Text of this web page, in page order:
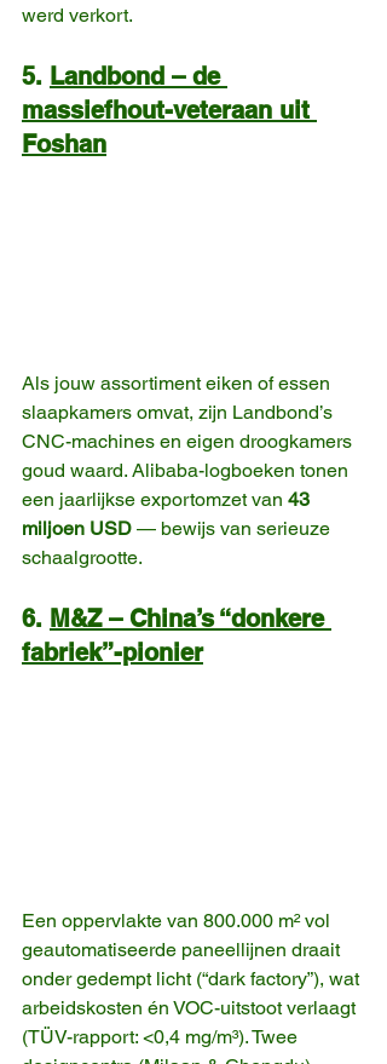
werd verkort.
5. Landbond – de
massiefhout-veteraan uit
Foshan
Als jouw assortiment eiken of essen
slaapkamers omvat, zijn Landbond’s
CNC-machines en eigen droogkamers
goud waard. Alibaba-logboeken tonen
een jaarlijkse exportomzet van 43
miljoen USD — bewijs van serieuze
schaalgrootte.
6. M&Z – China’s “donkere
fabriek”-pionier
Een oppervlakte van 800.000 m² vol
geautomatiseerde paneellijnen draait
onder gedempt licht (“dark factory”), wat
arbeidskosten én VOC-uitstoot verlaagt
(TÜV-rapport: <0,4 mg/m³). Twee